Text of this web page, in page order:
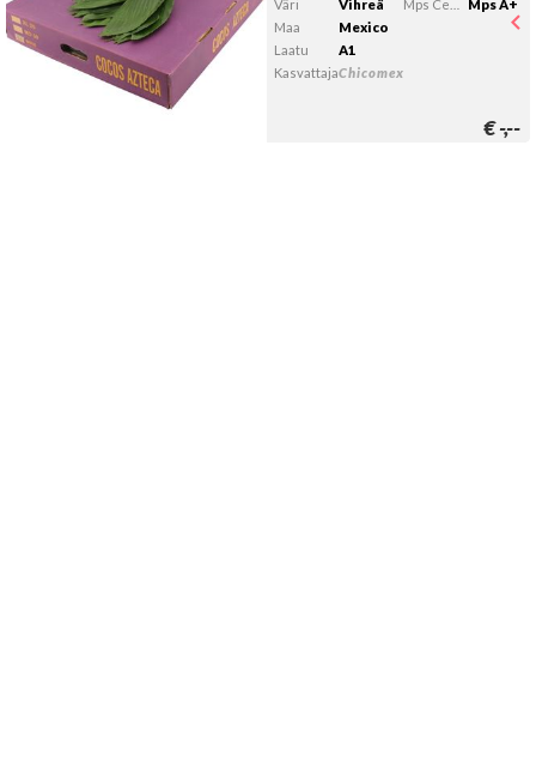
Väri Vihreä
Mps A+
Maa
Mexico
Laatu
A1
KasvattajaChicomex
€-,--